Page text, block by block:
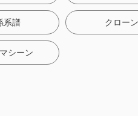
系譜 クローン
シーン